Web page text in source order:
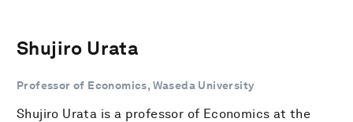
Shujiro Urata
Professor of Economics, Waseda University
Shujiro Urata is a professor of Economics at the